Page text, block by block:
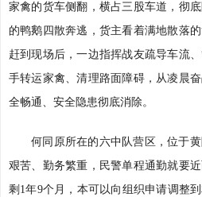
家禽的货车侧翻，横占三股车道，彻
的鸭鹅四散奔逃，货主看着满地散落
赶到现场后，一边指挥战友疏导车流
手转运家禽、清理路面障碍，从凌晨
全畅通、安全隐患彻底消除。
何同原所在的六中队营区，位于
艰苦、勤务繁重，民警单程通勤就要
剩1年9个月，本可以向组织申请调整